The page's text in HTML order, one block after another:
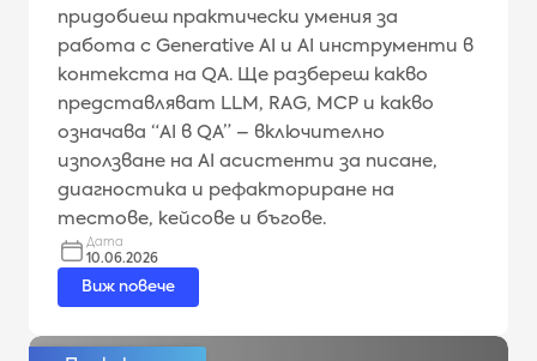
придобиеш практически умения за
работа с Generative AI и AI инструменти в
контекста на QA. Ще разбереш какво
представляват LLM, RAG, MCP и какво
означава “AI в QA” – включително
използване на AI асистенти за писане,
диагностика и рефакториране на
тестове, кейсове и бъгове.
Дата
10.06.2026
Виж повече